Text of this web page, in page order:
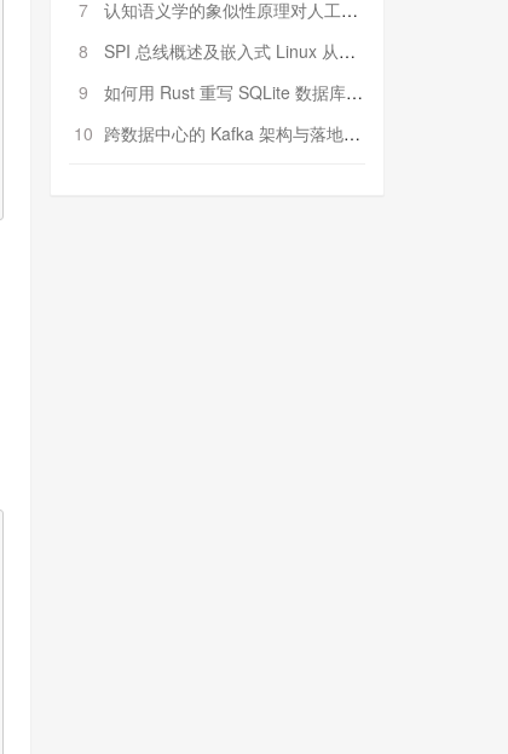
7
认知语义学的象似性原理对人工智能自然语言处理深层语义分析的影响与启示
8
SPI 总线概述及嵌入式 Linux 从属 SPI 设备驱动程序开发（第二部分，实践）
9
如何用 Rust 重写 SQLite 数据库（二）:是否有市场空间？
10 跨数据中心的 Kafka 架构与落地实战